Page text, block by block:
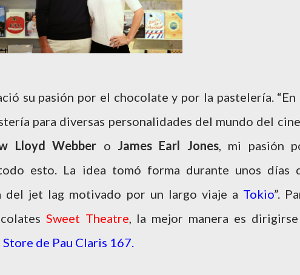
su pasión por el chocolate y por la pastelería. “En
para diversas personalidades del mundo del
Lloyd Webber o James Earl Jones, mi pasión
esto. La idea tomó forma durante unos días
del jet lag motivado por un largo viaje a Tokio”.
Sweet Theatre, la mejor manera es
de Pau Claris 167.